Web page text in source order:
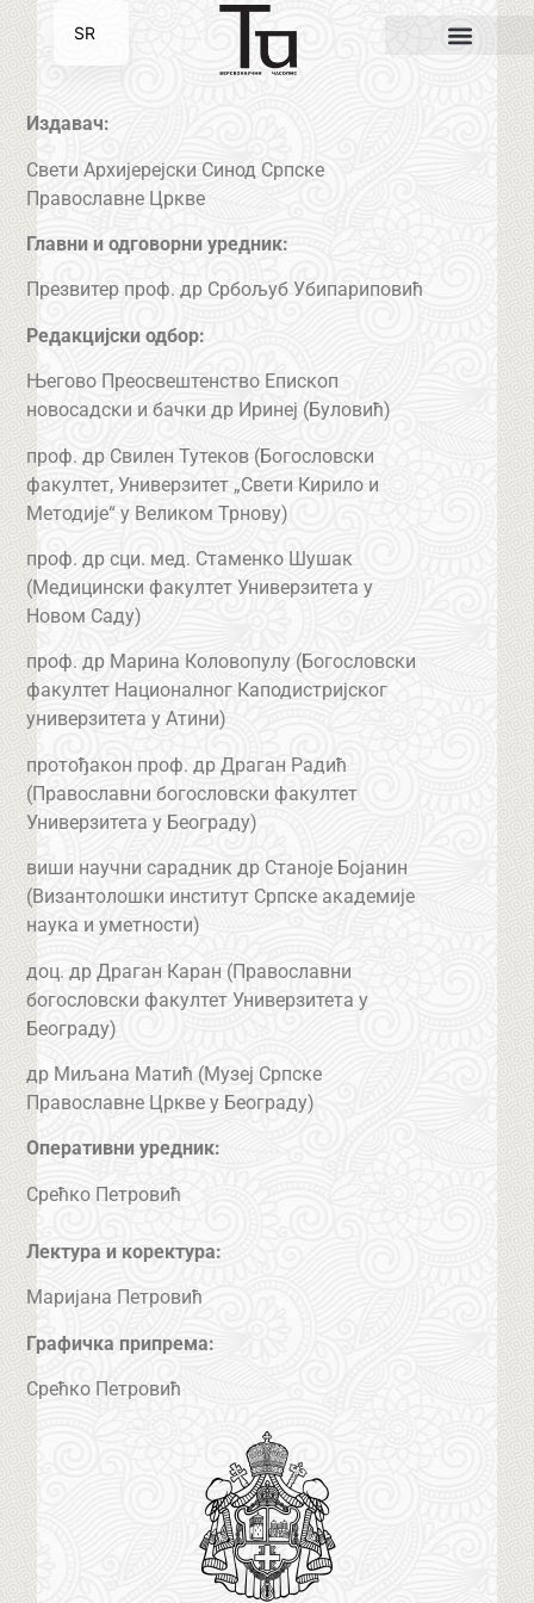
Издавач:
Свети Архијерејски Синод Српске
Православне Цркве
Главни и одговорни уредник:
Презвитер проф. др Србољуб Убипариповић
Редакцијски одбор:
Његово Преосвештенство Епископ
новосадски и бачки др Иринеј (Буловић)
проф. др Свилен Тутеков (Богословски
факултет, Универзитет „Свети Кирило и
Методије“ у Великом Трнову)
проф. др сци. мед. Стаменко Шушак
(Медицински факултет Универзитета у
Новом Саду)
проф. др Марина Коловопулу (Богословски
факултет Националног Каподистријског
универзитета у Атини)
протођакон проф. др Драган Радић
(Православни богословски факултет
Универзитета у Београду)
виши научни сарадник др Станоје Бојанин
(Византолошки институт Српске академије
наука и уметности)
доц. др Драган Каран (Православни
богословски факултет Универзитета у
Београду)
др Миљана Матић (Музеј Српске
Православне Цркве у Београду)
Оперативни уредник:
Срећко Петровић
Лектура и коректура:
Маријана Петровић
Графичка припрема:
Срећко Петровић
SR
EN